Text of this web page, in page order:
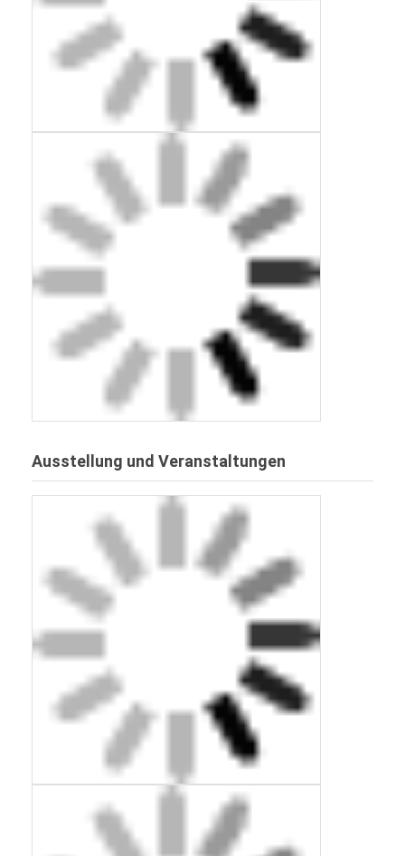
Ausstellung und Veranstaltungen